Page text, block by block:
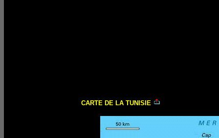
CARTE DE LA TUNISIE